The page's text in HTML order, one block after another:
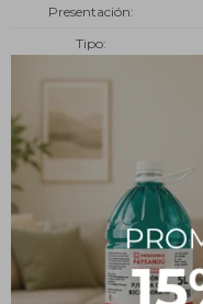
Presentación
Tipo
Algodón hidrófilo 100% de
blanqueado sin cloro.
que le confieren una